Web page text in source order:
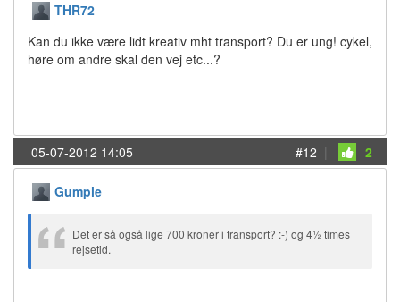
THR72
Kan du ikke være lidt kreativ mht transport? Du er ung! cykel,
høre om andre skal den vej etc...?
05-07-2012 14:05 #12 | 2
Gumple
Det er så også lige 700 kroner i transport? :-) og 4½ times
rejsetid.